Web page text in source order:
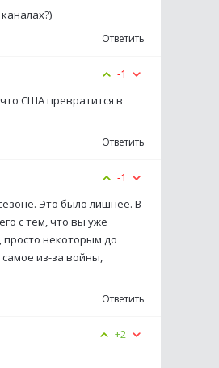
Ответить
-1
США превратится в
Ответить
-1
Это было лишнее. В
с тем, что вы уже
из-за войны,
Ответить
+2